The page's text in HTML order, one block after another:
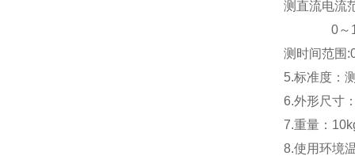
测直流电流
0～
测时间范围
5.标准度：
6.外形尺寸
7.重量：
8.使用环境